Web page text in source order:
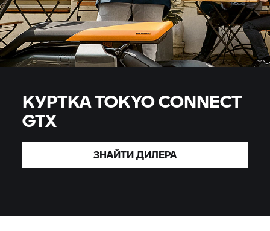
КУРТКА TOKYO CONNECT
GTX
ЗНАЙТИДИЛЕРА